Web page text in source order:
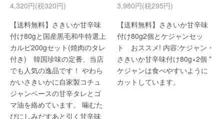
4,320円(税320円)
【送料無料】さきいか甘辛味
付け80gと国産黒毛和牛特選上
カルビ200gセット(焼肉のタレ
付き) 韓国珍味の定番、当店
でも人気の逸品です！ やわら
かいさきいかに自家製コチュ
ジャンベースの甘辛タレとゴ
マ油を絡めています。 噛むた
びにしみだすあと引く甘辛味
3,980円(税295円)
【送料無料】さきいか甘辛味
付け80g2個とケジャンセッ
ト おススメ! 内容:ケジャン・
さきいか甘辛味付け80g×2個 *
ケジャンは食べやすいように
カットしています。